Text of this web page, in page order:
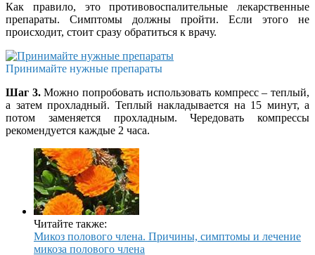
Как правило, это противовоспалительные лекарственные
препараты. Симптомы должны пройти. Если этого не
происходит, стоит сразу обратиться к врачу.
Принимайте нужные препараты
Шаг 3.Можно попробовать использовать компресс – теплый,
а затем прохладный. Теплый накладывается на 15 минут, а
потом заменяется прохладным. Чередовать компрессы
рекомендуется каждые 2 часа.
Читайте также:
Микоз полового члена. Причины, симптомы и лечение
микоза полового члена